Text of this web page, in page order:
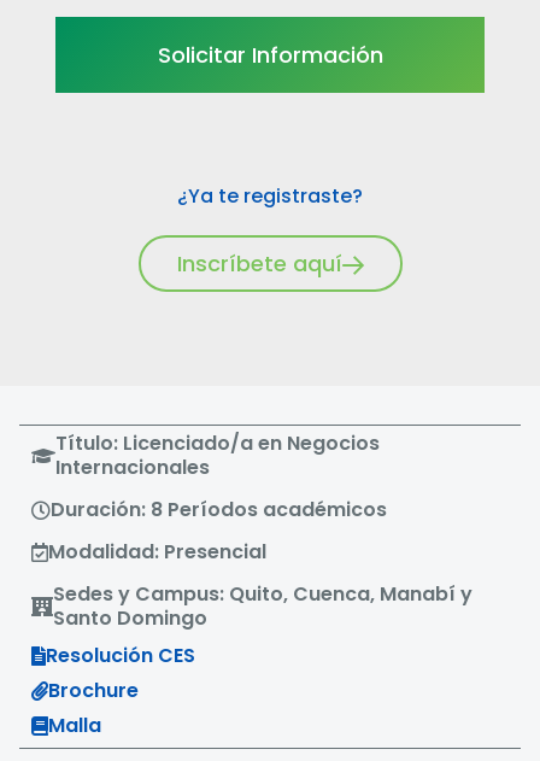
Título: Licenciado/a en Negocios
Internacionales
Duración: 8 Períodos académicos
Modalidad: Presencial
Sedes y Campus: Quito, Cuenca, Manabí y
Santo Domingo
Resolución CES
Brochure
Malla
¿Ya te registraste?
Inscríbete aquí